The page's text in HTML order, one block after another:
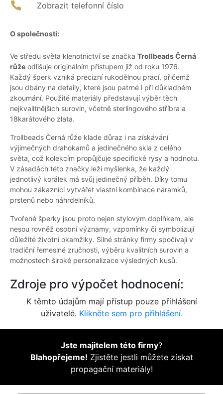
Zobrazit telefonní číslo
O společnosti:
Ve středu světa klenotnictví se značka Trollbeads Černá
růže odlišuje originálním přístupem již od roku 1976.
Každý šperk vzniká precizní rukodělnou prací, přičemž
jsou dbány na detaily, které jsou patrné i při důkladném
zkoumání. Použité materiály představují výběr těch
nejkvalitnějších surovin, včetně sterlingového stříbra a
18karátového zlata.
Trollbeads Černá růže klade důraz i na získávání
výjimečných drahokamů a jedinečného skla z celého
světa, což kolekcím propůjčuje specifické rysy a hodnotu.
V zásadách této značky leží myšlenka, že každý
jednotlivý korálek má svůj jedinečný příběh. Díky tomu
mohou zákazníci vytvářet vlastní kombinace náramků,
prstenů nebo náhrdelníků.
Tvořené šperky jsou proto nejen stylovým doplňkem, ale
nesou rovněž osobní významy, vzpomínky či symbolizují
důležité životní okamžiky. Silné stránky firmy spočívají v
tradiční řemeslné zručnosti, výběru kvalitních surovin a
možnostech široké personalizace výsledných kusů.
Zdroje pro výpočet hodnocení:
K těmto údajům mají přístup pouze přihlášení
uživatelé. Klikněte sem pro přihlášení.
Jste majitelem této firmy?
Blahopřejeme! Zjistěte jestli můžete získat
propagační materiály!